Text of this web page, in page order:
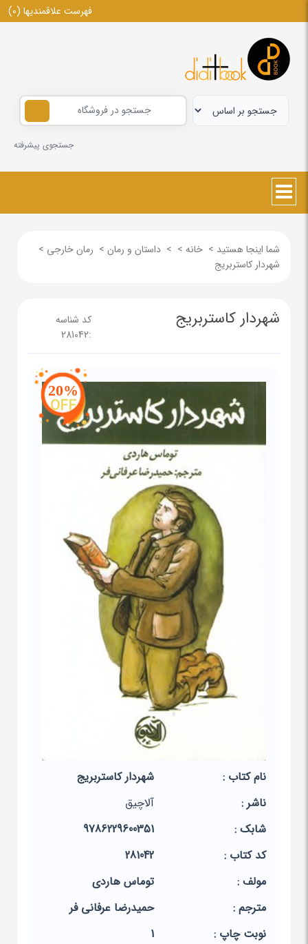
فهرست علاقمندیها (0)
جستجوی پیشرفته
شما اینجا هستید > خانه >
> داستان و رمان > رمان خارجی >
شهردار کاستربریج
شهردار کاستربریج
کد شناسه
:
281042
20%
OFF
نام کتاب :
شهردار کاستربریج
ناشر :
آلاچیق
شابک :
9786229600351
کد کتاب :
281042
مولف :
توماس هاردی
مترجم :
حمیدرضا عرفانی فر
نوبت چاپ :
1